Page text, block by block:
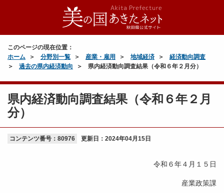
このページの現在位置：
ホーム
分野別一覧 産業・雇用 地域経済
経済動向調査
過去の県内経済動向
県内経済動向調査結果（令和６年２月分）
県内経済動向調査結果（令和６年２月
分）
コンテンツ番号：80976 更新日： 2024年04月15日
令和６年４月１５日
産業政策課